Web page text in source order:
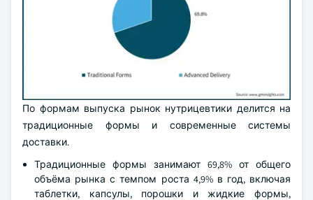
По формам выпуска рынок нутрицевтики делится на
традиционные формы и современные системы
доставки.
Традиционные формы занимают 69,8% от общего
объёма рынка с темпом роста 4,9% в год, включая
таблетки, капсулы, порошки и жидкие формы,